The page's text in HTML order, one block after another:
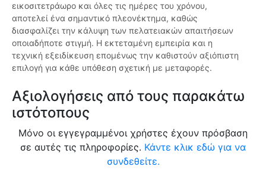
εικοσιτετράωρο και όλες τις ημέρες του χρόνου,
αποτελεί ένα σημαντικό πλεονέκτημα, καθώς
διασφαλίζει την κάλυψη των πελατειακών απαιτήσεων
οποιαδήποτε στιγμή. Η εκτεταμένη εμπειρία και η
τεχνική εξειδίκευση επομένως την καθιστούν αξιόπιστη
επιλογή για κάθε υπόθεση σχετική με μεταφορές.
Αξιολογήσεις από τους παρακάτω
ιστότοπους
Μόνο οι εγγεγραμμένοι χρήστες έχουν πρόσβαση
σε αυτές τις πληροφορίες. Κάντε κλικ εδώ για να
συνδεθείτε.